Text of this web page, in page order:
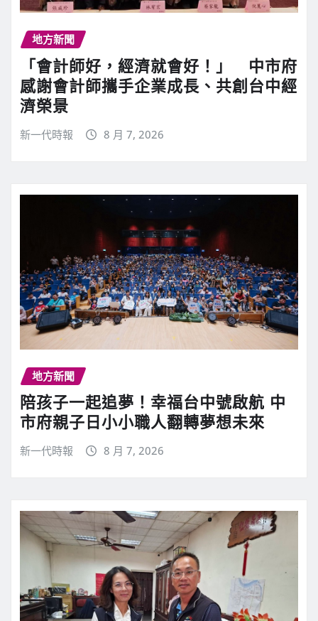
地方新聞
「會計師好，經濟就會好！」 中市府
感謝會計師攜手企業成長、共創台中經
濟榮景
新一代時報 8 月 7, 2026
地方新聞
陪孩子一起追夢！幸福台中號啟航 中
市府親子日小小職人翻轉夢想未來
新一代時報 8 月 7, 2026